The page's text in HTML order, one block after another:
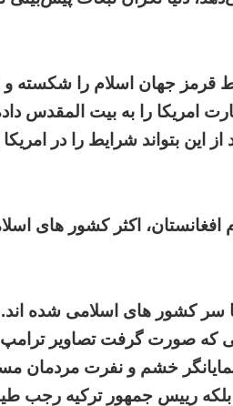
قرمز جهان اسلام را شکسته و
را به بیت المقدس
این بتواند شرایط را در
اکثر کشور های
سر کشور های اسلامی شده اند.
که صورت گرفت تصاویر
خشم و نفرت مردمان
بلکه رییس جمهور ترکیه رجب